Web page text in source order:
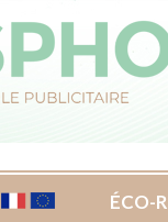
ÉCO-